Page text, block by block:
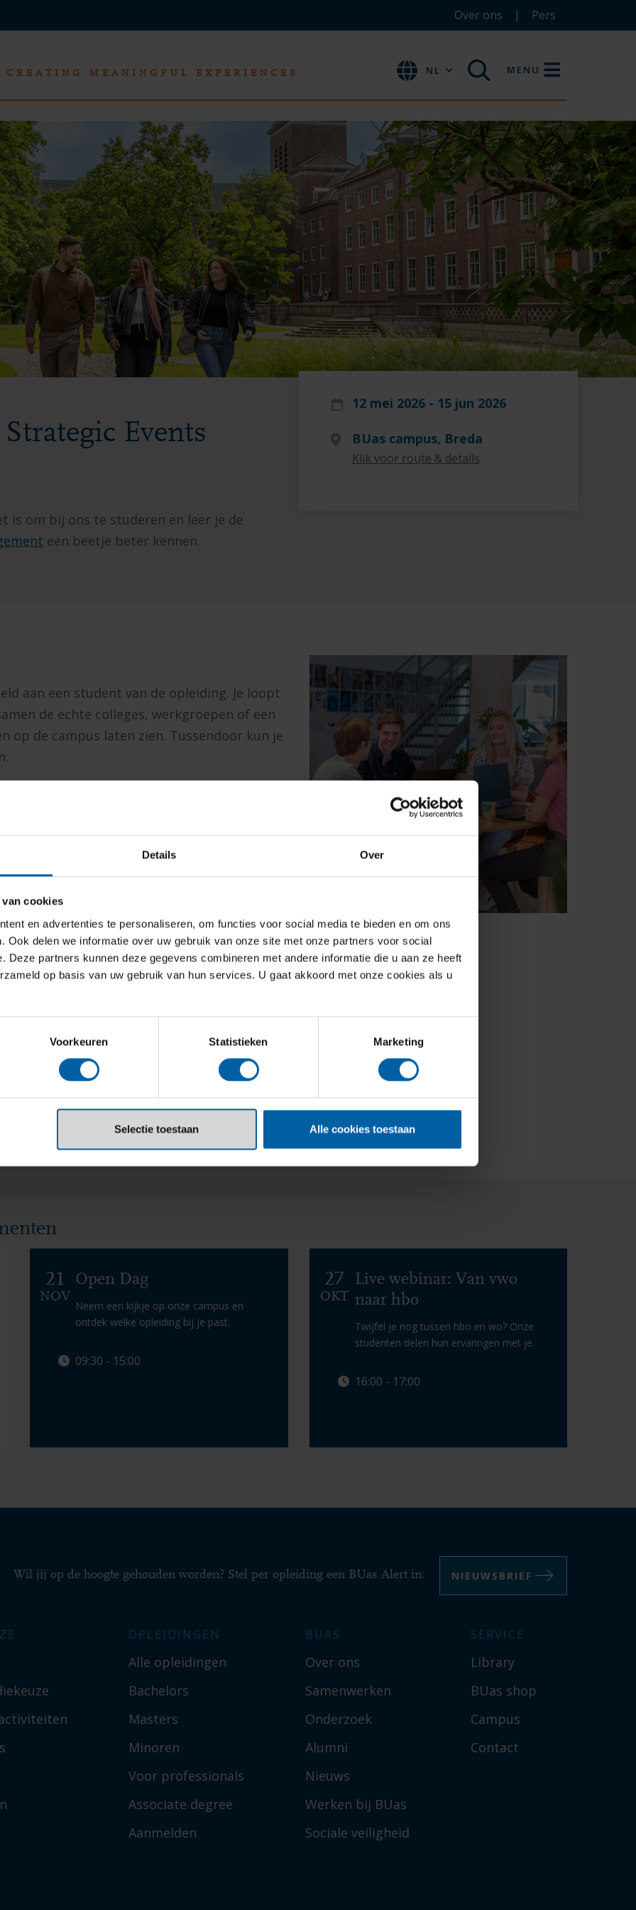
Details Over
van cookies
en advertenties te personaliseren, om functies voor social media te bieden en om ons
Ook delen we informatie over uw gebruik van onze site met onze partners voor social
Deze partners kunnen deze gegevens combineren met andere informatie die u aan ze heeft
op basis van uw gebruik van hun services. U gaat akkoord met onze cookies als u
Voorkeuren Statistieken Marketing
Selectie toestaan Alle cookies toestaan
Over ons Pers
CREATING MEANINGFUL EXPERIENCES NL MENU
Events
is om bij ons te studeren en leer je de
een beetje beter kennen.
12 mei 2026 - 15 jun 2026
BUas campus, Breda
Klik voor route & details
aan een student van de opleiding. Je loopt
de echte colleges, werkgroepen of een
op de campus laten zien. Tussendoor kun je
ONZE
2026 of 2027
of via whatsapp contact met je op om
komt.
Open Dag
21
NOV
Neem een kijkje op onze campus en
ontdek welke opleiding bij je past.
09:30 - 15:00
Live webinar: Van vwo
naar hbo
27
OKT
Twijfel je nog tussen hbo en wo? Onze
studenten delen hun ervaringen met je.
16:00 - 17:00
Wil jij op de hoogte gehouden worden? Stel per opleiding een BUas Alert in: NIEUWSBRIEF
OPLEIDINGEN
Alle opleidingen
Bachelors
Masters
Minoren
Voor professionals
Associate degree
Aanmelden
BUAS
Over ons
Samenwerken
Onderzoek
Alumni
Nieuws
Werken bij BUas
Sociale veiligheid
SERVICE
Library
BUas shop
Campus
Contact